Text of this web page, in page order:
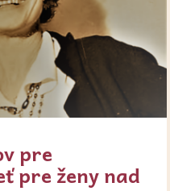
pre
pre ženy nad